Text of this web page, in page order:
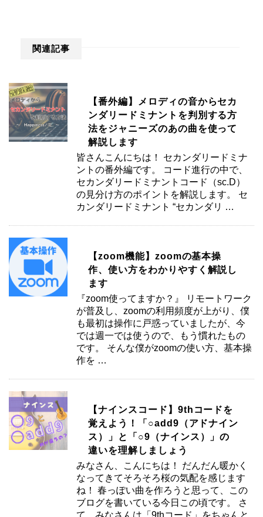
関連記事
【番外編】メロディの音からセカ
ンダリードミナントを判別する方
法をジャニーズのあの曲を使って
解説します
皆さんこんにちは！ セカンダリードミナ
ントの番外編です。 コード進行の中で、
セカンダリードミナントコード（sc.D）
の見分け方のポイントを解説します。 セ
カンダリードミナント “セカンダリ …
【zoom機能】zoomの基本操
作、使い方をわかりやすく解説し
ます
『zoom使ってますか？』 リモートワーク
が普及し、zoomの利用頻度が上がり、僕
も最初は操作に戸惑っていましたが、今
では週一では使うので、もう慣れたもの
です。 そんな僕がzoomの使い方、基本操
作を …
【ナインスコード】9thコードを
覚えよう！「○add9（アドナイン
ス）」と「○9（ナインス）」の
違いを理解しましょう
みなさん、こんにちは！ だんだん暖かく
なってきてそろそろ桜の気配を感じます
ね！ 春っぽい曲を作ろうと思って、この
ブログを書いている今日この頃です。 さ
て、みなさんは「9thコード」をちゃんと